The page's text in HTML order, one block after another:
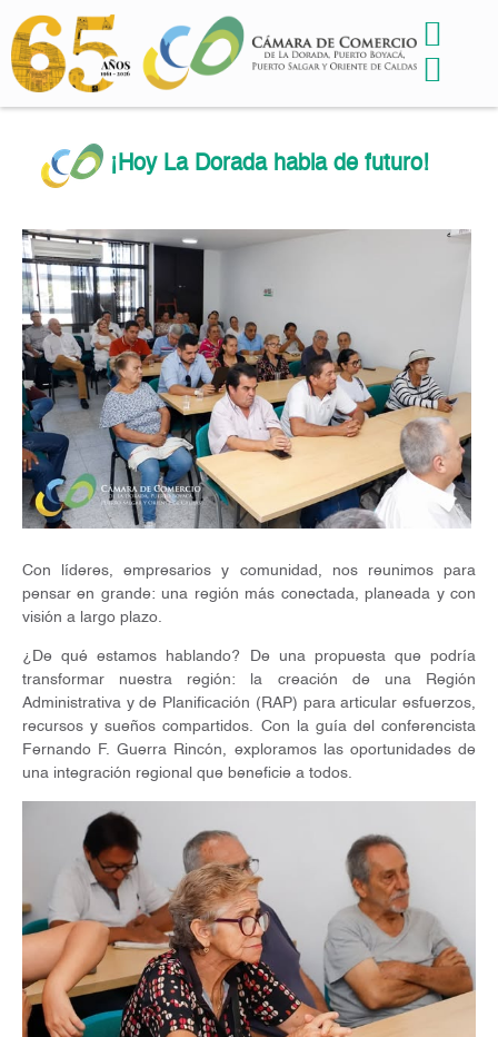
¡Hoy La Dorada habla de futuro!
Con líderes, empresarios y comunidad, nos reunimos para
pensar en grande: una región más conectada, planeada y con
visión a largo plazo.
¿De qué estamos hablando? De una propuesta que podría
transformar nuestra región: la creación de una Región
Administrativa y de Planificación (RAP) para articular esfuerzos,
recursos y sueños compartidos. Con la guía del conferencista
Fernando F. Guerra Rincón, exploramos las oportunidades de
una integración regional que beneficie a todos.